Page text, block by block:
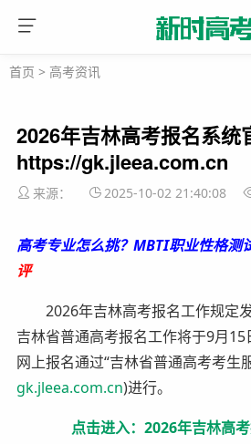
首页 > 高考资讯
2026年吉林高考报名系统
https://gk.jleea.com.cn
来源： 2025-10-02 21:40:08
高考专业怎么挑？MBTI职业性格测
评
2026年吉林高考报名工作规定
吉林省普通高考报名工作将于9月15
网上报名通过“吉林省普通高考考生
gk.jleea.com.cn)进行。
点击进入：2026年吉林高